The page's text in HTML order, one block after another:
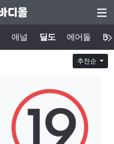
애널 딜도 에어돌
추천순